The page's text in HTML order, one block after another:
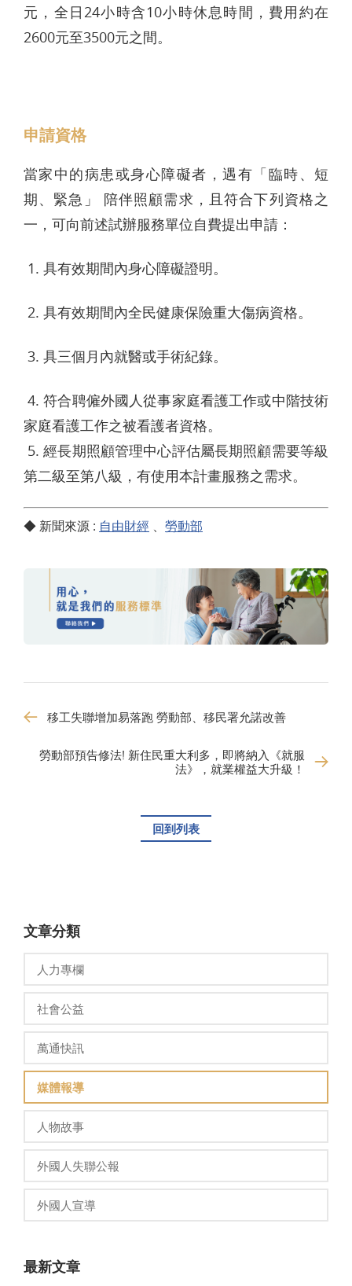
元，全日24小時含10小時休息時間，費用約在
2600元至3500元之間。
申請資格
當家中的病患或身心障礙者，遇有「臨時、短
期、緊急」 陪伴照顧需求，且符合下列資格之
一，可向前述試辦服務單位自費提出申請：
1. 具有效期間內身心障礙證明。
2. 具有效期間內全民健康保險重大傷病資格。
3. 具三個月內就醫或手術紀錄。
4. 符合聘僱外國人從事家庭看護工作或中階技術
家庭看護工作之被看護者資格。
5. 經長期照顧管理中心評估屬長期照顧需要等級
第二級至第八級，有使用本計畫服務之需求。
◆​​​ 新聞來源 : 自由財經 、 勞動部
移工失聯增加易落跑 勞動部、移民署允諾改善
勞動部預告修法! 新住民重大利多，即將納入《就服
法》，就業權益大升級！
回到列表
文章分類
人力專欄
社會公益
萬通快訊
媒體報導
人物故事
外國人失聯公報
外國人宣導
最新文章